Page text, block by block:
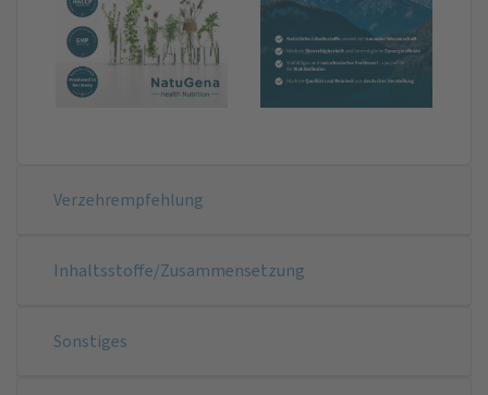
Verzehrempfehlung
Inhaltsstoffe/Zusammensetzung
Sonstiges